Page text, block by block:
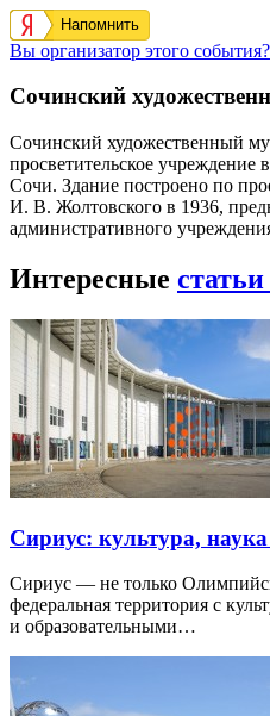
Напомнить
Вы организатор этого события?
Сочинский
Сочинский художественный
просветительское учреждение
Сочи. Здание построено по
И. В. Жолтовского в 1936,
административного
Интересные
Сириус: культура,
Сириус — не только
федеральная территория с
и образовательными…